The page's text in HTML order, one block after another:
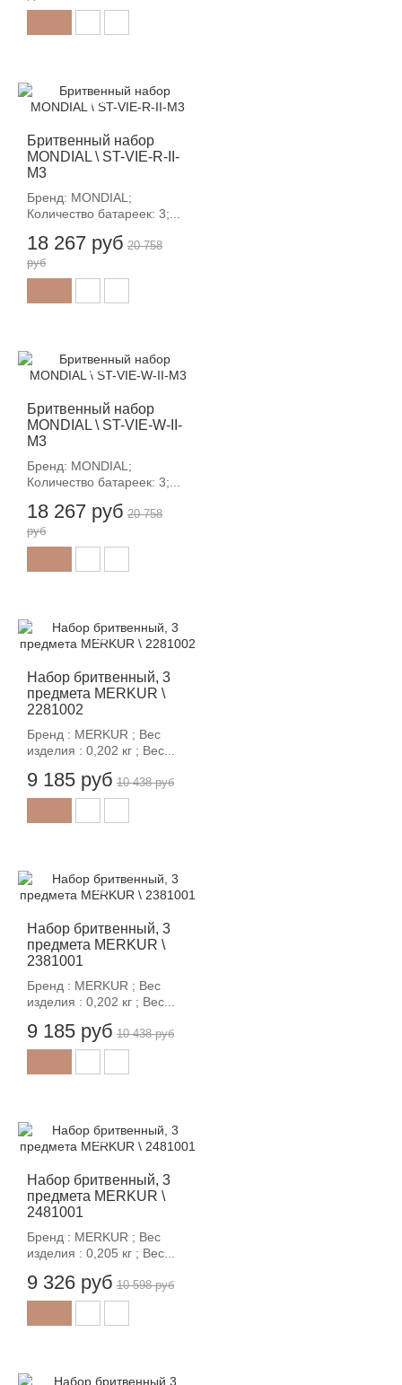
Бритвенный набор
MONDIAL \ ST-VIE-R-II-
M3
Бренд: MONDIAL;
Количество батареек: 3;...
18 267 руб
-12%
20 758
руб
Бритвенный набор
MONDIAL \ ST-VIE-W-II-
M3
Бренд: MONDIAL;
Количество батареек: 3;...
18 267 руб
-12%
20 758
руб
Набор бритвенный, 3
предмета MERKUR \
2281002
Бренд : MERKUR ; Вес
изделия : 0,202 кг ; Вес...
9 185 руб
-12%
10 438 руб
Набор бритвенный, 3
предмета MERKUR \
2381001
Бренд : MERKUR ; Вес
изделия : 0,202 кг ; Вес...
9 185 руб
-12%
10 438 руб
Набор бритвенный, 3
предмета MERKUR \
2481001
Бренд : MERKUR ; Вес
изделия : 0,205 кг ; Вес...
9 326 руб
-12%
10 598 руб